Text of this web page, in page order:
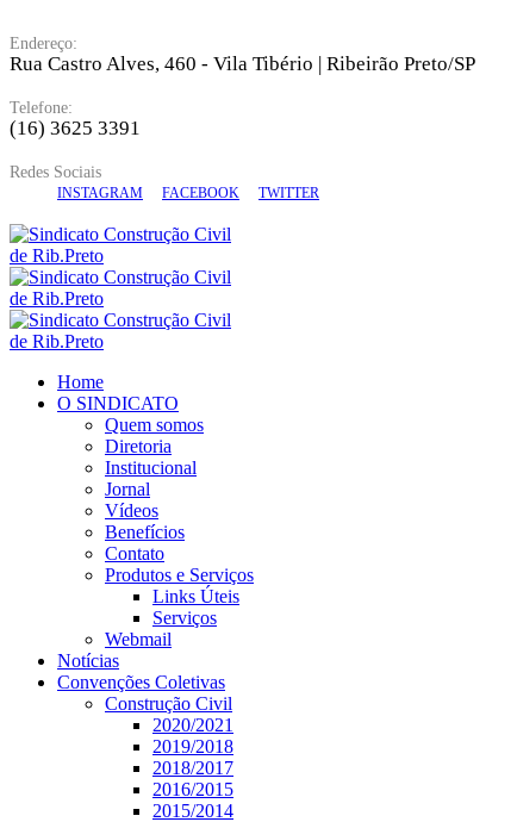
Endereço:
Rua Castro Alves, 460 - Vila Tibério | Ribeirão Preto/SP
Telefone:
(16) 3625 3391
Redes Sociais
INSTAGRAM FACEBOOK TWITTER
Home
O SINDICATO
Quem somos
Diretoria
Institucional
Jornal
Vídeos
Benefícios
Contato
Produtos e Serviços
Links Úteis
Serviços
Webmail
Notícias
Convenções Coletivas
Construção Civil
2020/2021
2019/2018
2018/2017
2016/2015
2015/2014